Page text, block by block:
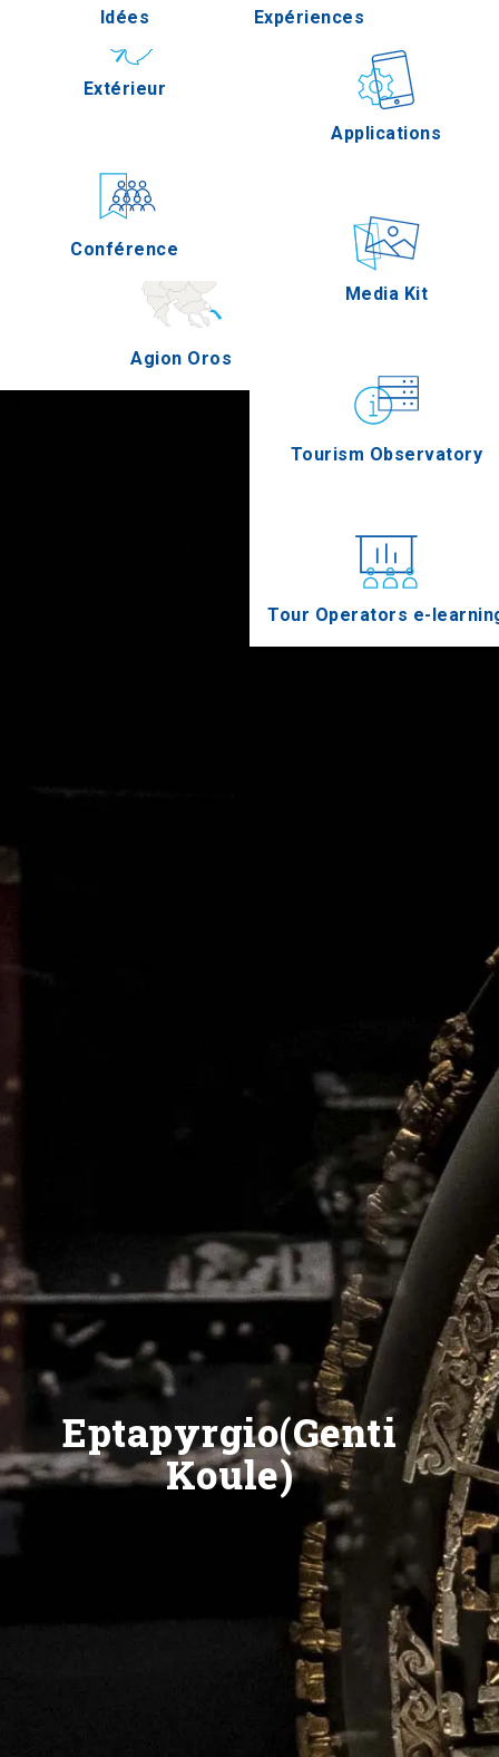
Serres
Agion Oros
Extérieur Gastronomie
Conférence
Applications
Media Kit
Tourism Observatory
Tour Operators e-
Idées Expériences
Eptapyrgio(Genti
Koule)